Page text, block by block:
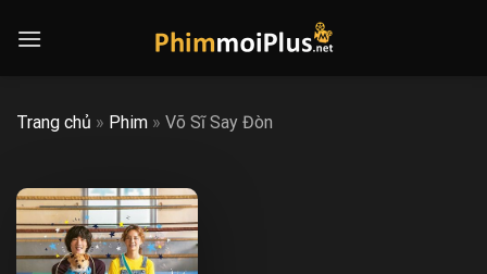
Trang chủ » Phim » Võ Sĩ Say Đòn